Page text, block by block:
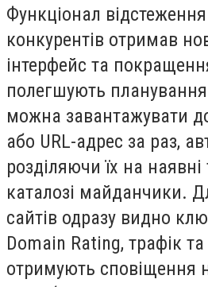
Функціонал відстеження
конкурентів отримав
інтерфейс та
полегшують
можна завантажувати
або URL-адрес за раз,
розділяючи їх на наявні
каталозі майданчики.
сайтів одразу видно
Domain Rating, трафік
отримують сповіщення